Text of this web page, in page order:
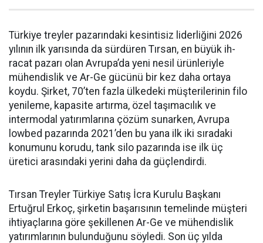
Türkiye treyler pazarın­daki kesintisiz liderliğini 2026
yılının ilk yarısında da sürdüren Tırsan, en büyük ih­
racat pazarı olan Avrupa’da yeni nesil ürünleriyle
mühendislik ve Ar-Ge gücünü bir kez daha orta­ya
koydu. Şirket, 70’ten fazla ül­kedeki müşterilerinin filo
yenile­me, kapasite artırma, özel taşıma­cılık ve
intermodal yatırımlarına çözüm sunarken, Avrupa
lowbed pazarında 2021’den bu yana ilk iki sıradaki
konumunu korudu, tank silo pazarında ise ilk üç
üretici arasındaki yerini daha da güçlen­dirdi.
Tırsan Treyler Türkiye Satış İcra Kurulu Başkanı
Ertuğrul Er­koç, şirketin başarısının teme­linde müşteri
ihtiyaçlarına göre şekillenen Ar-Ge ve mühendislik
yatırımlarının bulunduğunu söy­ledi. Son üç yılda